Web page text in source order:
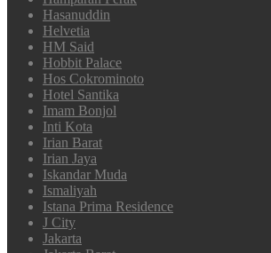
Hasanuddin
Helvetia
HM Said
Hobbit Palace
Hos Cokrominoto
Hotel Santika
Imam Bonjol
Inti Kota
Irian Barat
Irian Jaya
Iskandar Muda
Ismaliyah
Istana Prima Residence
J City
Jakarta